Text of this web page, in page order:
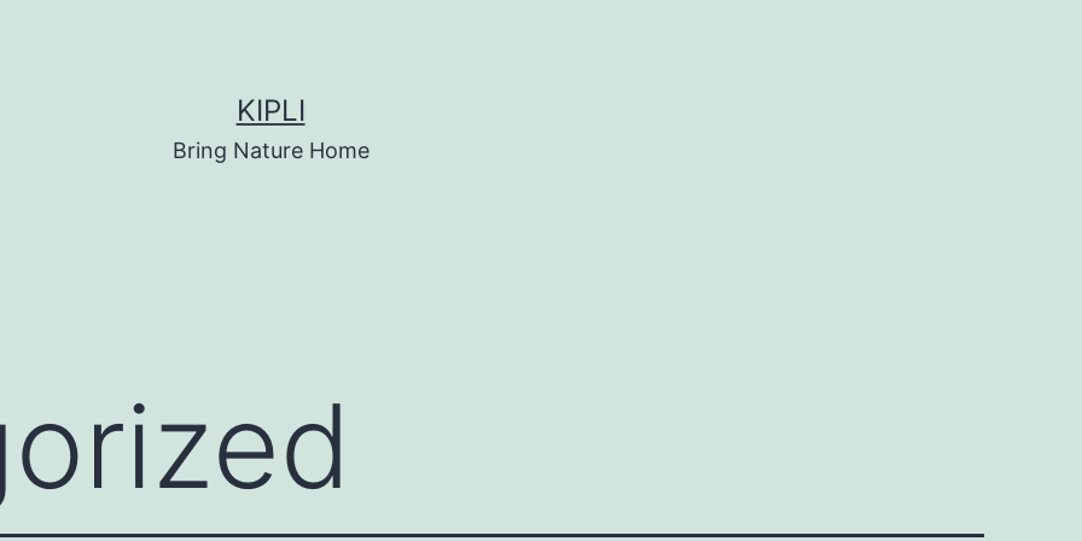
KIPLI
Bring Nature Home